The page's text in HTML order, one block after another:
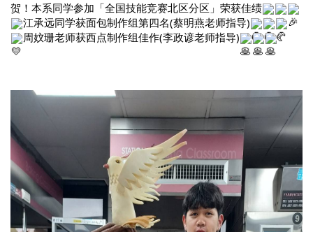
贺！本系同学参加「全国技能竞赛北区分区」荣获佳绩
江承远同学获面包制作组第四名(蔡明燕老师指导)
周妏珊老师获西点制作组佳作(李政谚老师指导)